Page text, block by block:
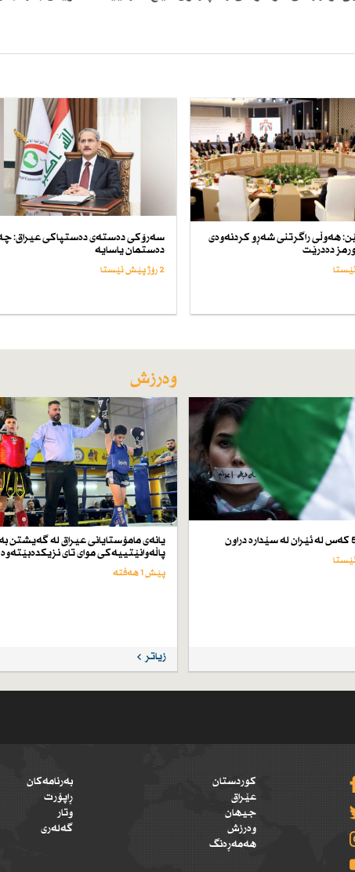
هەوڵی راگرتنی شەڕو كردنەوەی
دەدرێت
سەرۆكی دەستەی دەستپاكی عیراق:
دەستمان یاسایە
2 رۆژ پێش ئێستا
وەرزش
یانەی مامۆستایانی عیراق لە گەیشتن
پاڵەوانێتییەكی موای تای نزیكدەبێتەوە
پێش 1 هەفتە
زیاتر
کوردستان
عێراق
جیهان
وەرزش
هەمەڕەنگ
بەرنامەکان
ڕاپۆرت
وتار
گەلەری